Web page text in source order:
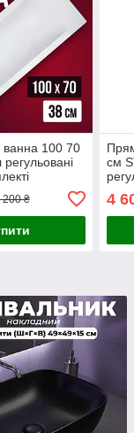
ванна 100 70
200 ₴
см
4